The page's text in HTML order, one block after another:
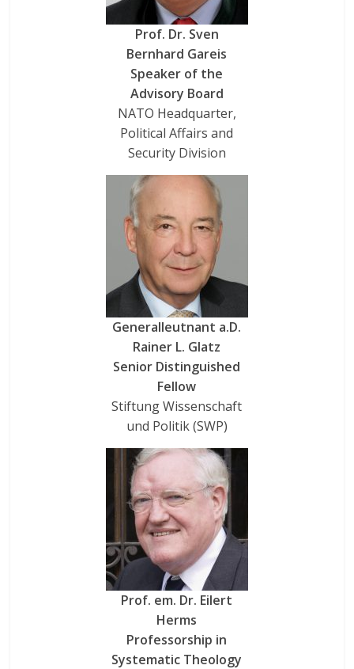
Prof. Dr. Sven
Bernhard Gareis
Speaker of the
Advisory Board
NATO Headquarter,
Political Affairs and
Security Division
Generalleutnant a.D.
Rainer L. Glatz
Senior Distinguished
Fellow
Stiftung Wissenschaft
und Politik (SWP)
Prof. em. Dr. Eilert
Herms
Professorship in
Systematic Theology